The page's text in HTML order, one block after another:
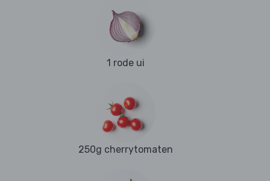
1 rode ui
250g cherrytomaten